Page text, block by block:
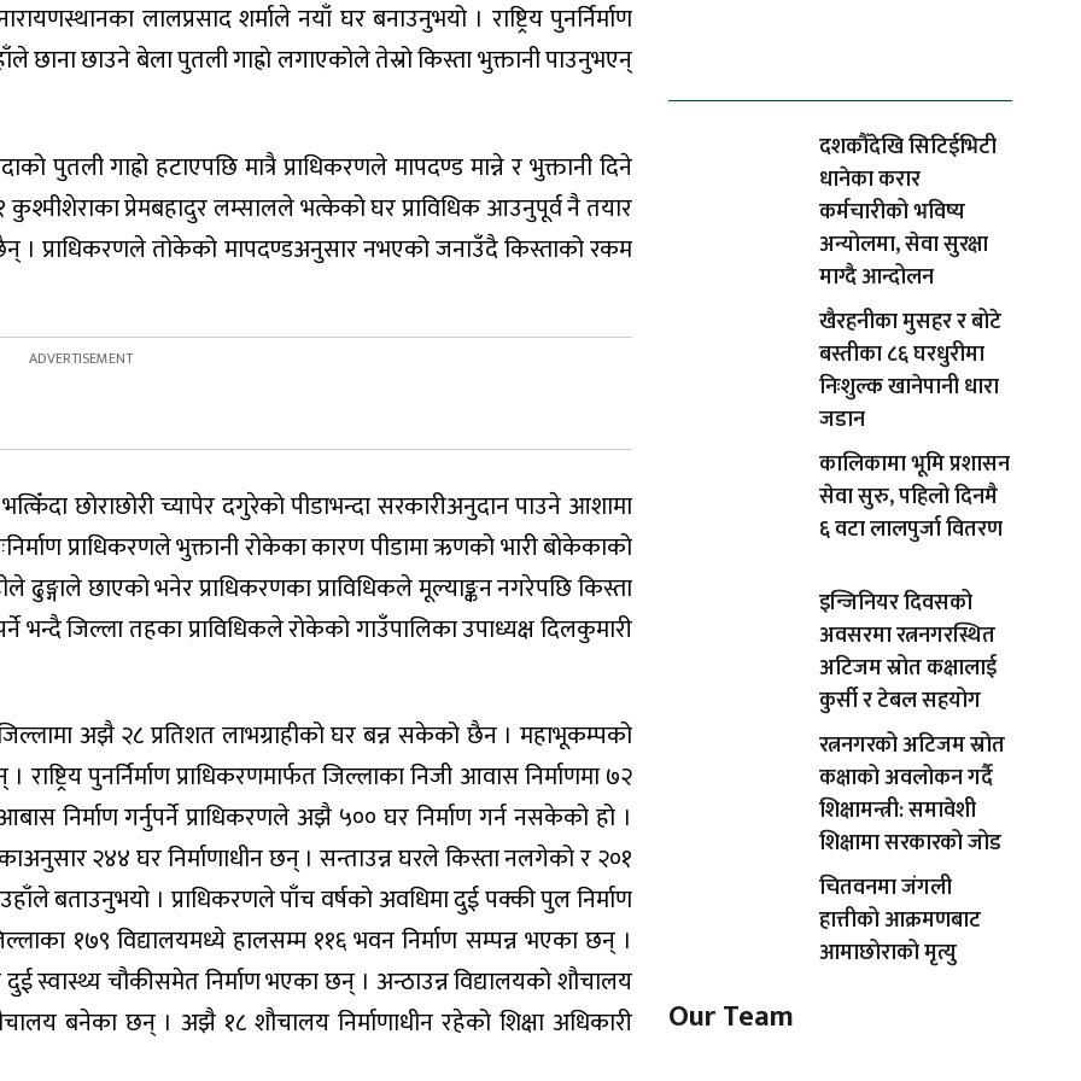
लालप्रसाद शर्माले नयाँ घर बनाउनुभयो । राष्ट्रिय पुनर्निर्माण
छाना छाउने बेला पुतली गाह्रो लगाएकोले तेस्रो किस्ता भुक्तानी पाउनुभएन्
पुतली गाह्रो हटाएपछि मात्रै प्राधिकरणले मापदण्ड मान्ने र भुक्तानी दिने
कुश्मीशेराका प्रेमबहादुर लम्सालले भत्केको घर प्राविधिक आउनुपूर्व नै तयार
। प्राधिकरणले तोकेको मापदण्डअनुसार नभएको जनाउँदै किस्ताको रकम
छोराछोरी च्यापेर दगुरेको पीडाभन्दा सरकारीअनुदान पाउने आशामा
प्राधिकरणले भुक्तानी रोकेका कारण पीडामा ऋणको भारी बोकेकाको
ढुङ्गाले छाएको भनेर प्राधिकरणका प्राविधिकले मूल्याङ्कन नगरेपछि किस्ता
भन्दै जिल्ला तहका प्राविधिकले रोकेको गाउँपालिका उपाध्यक्ष दिलकुमारी
अझै २८ प्रतिशत लाभग्राहीको घर बन्न सकेको छैन । महाभूकम्पको
पुनर्निर्माण प्राधिकरणमार्फत जिल्लाका निजी आवास निर्माणमा ७२
निर्माण गर्नुपर्ने प्राधिकरणले अझै ५०० घर निर्माण गर्न नसकेको हो ।
२४४ घर निर्माणाधीन छन् । सन्ताउन्न घरले किस्ता नलगेको र २०१
बताउनुभयो । प्राधिकरणले पाँच वर्षको अवधिमा दुई पक्की पुल निर्माण
१७९ विद्यालयमध्ये हालसम्म ११६ भवन निर्माण सम्पन्न भएका छन् ।
दुई स्वास्थ्य चौकीसमेत निर्माण भएका छन् । अन्ठाउन्न विद्यालयको शौचालय
बनेका छन् । अझै १८ शौचालय निर्माणाधीन रहेको शिक्षा अधिकारी
दशकौँदेखि सिटिईभिटी
धानेका करार
कर्मचारीको भविष्य
अन्योलमा, सेवा सुरक्षा
माग्दै आन्दोलन
खैरहनीका मुसहर र बोटे
बस्तीका ८६ घरधुरीमा
निःशुल्क खानेपानी धारा
जडान
कालिकामा भूमि प्रशासन
सेवा सुरु, पहिलो दिनमै
६ वटा लालपुर्जा वितरण
इन्जिनियर दिवसको
अवसरमा रत्ननगरस्थित
अटिजम स्रोत कक्षालाई
कुर्सी र टेबल सहयोग
रत्ननगरको अटिजम स्रोत
कक्षाको अवलोकन गर्दै
शिक्षामन्त्री: समावेशी
शिक्षामा सरकारको जोड
चितवनमा जंगली
हात्तीको आक्रमणबाट
आमाछोराको मृत्यु
Our Team